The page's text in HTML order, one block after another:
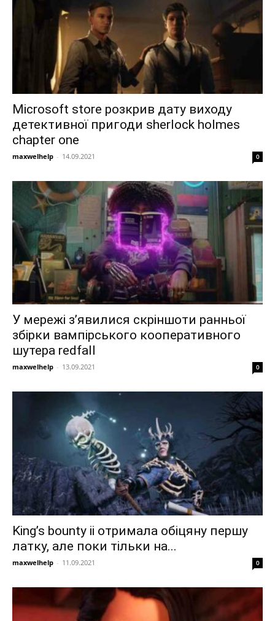
Microsoft store розкрив дату виходу
детективної пригоди sherlock holmes
chapter one
maxwelhelp - 14.09.2021 0
У мережі з’явилися скріншоти ранньої
збірки вампірського кооперативного
шутера redfall
maxwelhelp - 13.09.2021 0
King’s bounty ii отримала обіцяну першу
латку, але поки тільки на...
maxwelhelp - 11.09.2021 0